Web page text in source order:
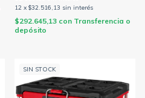
12 x $32.516,13 sin interés
$292.645,13 con Transferencia o
depósito
SIN STOCK